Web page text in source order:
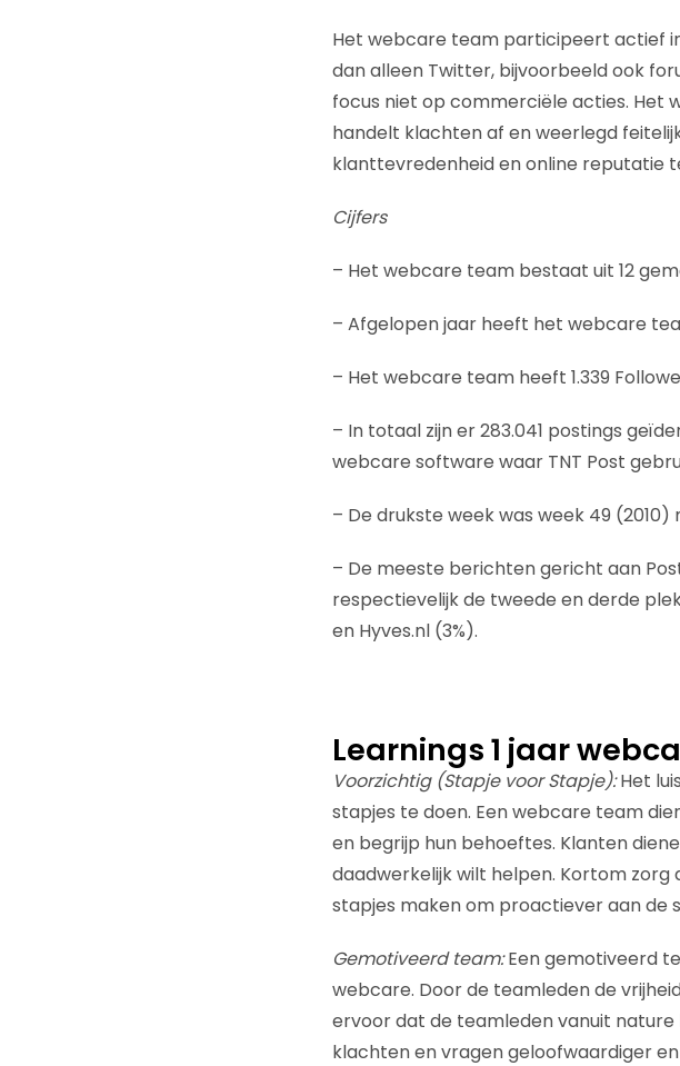
Het webcare team participeert actief
dan alleen Twitter, bijvoorbeeld ook
focus niet op commerciële acties. Het
handelt klachten af en weerlegd
klanttevredenheid en online reputatie
Cijfers
– Het webcare team bestaat uit 12
– Afgelopen jaar heeft het webcare
– Het webcare team heeft 1.339
– In totaal zijn er 283.041 postings
webcare software waar TNT Post
– De drukste week was week 49
– De meeste berichten gericht aan
respectievelijk de tweede en derde
en Hyves.nl (3%).
Learnings 1 jaar
Voorzichtig (Stapje voor Stapje):Het
stapjes te doen. Een webcare team
en begrijp hun behoeftes. Klanten
daadwerkelijk wilt helpen. Kortom zorg
stapjes maken om proactiever aan de
Gemotiveerd team:Een gemotiveerd
webcare. Door de teamleden de
ervoor dat de teamleden vanuit
klachten en vragen geloofwaardiger